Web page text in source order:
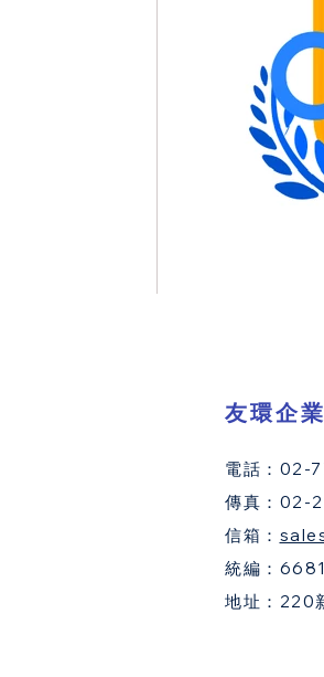
友環企
電話：02-
傳真：02-
​信箱：
統編：
地址：220